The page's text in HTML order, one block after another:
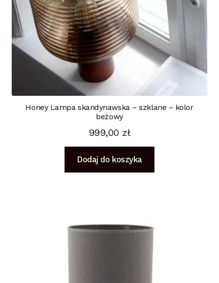
Honey Lampa skandynawska – szklane – kolor
beżowy
999,00 zł
Dodaj do koszyka